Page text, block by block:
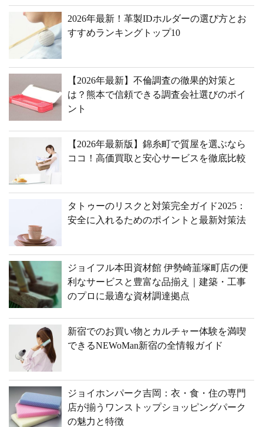
2026年最新！革製IDホルダーの選び方とお
すすめランキングトップ10
【2026年最新】不倫調査の徹果的対策と
は？熊本で信頼できる調査会社選びのポイ
ント
【2026年最新版】錦糸町で質屋を選ぶなら
ココ！高価買取と安心サービスを徹底比較
タトゥーのリスクと対策完全ガイド2025：
安全に入れるためのポイントと最新対策法
ジョイフル本田資材館 伊勢崎韮塚町店の便
利なサービスと豊富な品揃え｜建築・工事
のプロに最適な資材調達拠点
新宿でのお買い物とカルチャー体験を満喫
できるNEWoMan新宿の全情報ガイド
ジョイホンパーク吉岡：衣・食・住の専門
店が揃うワンストップショッピングパーク
の魅力と特徴